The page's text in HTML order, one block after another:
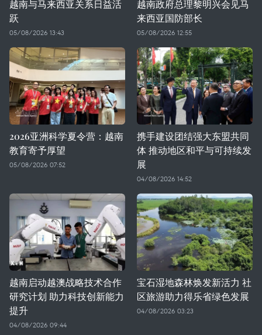
越南与马来西亚关系日益活
跃
05/08/2026 13:43
越南政府总理黎明兴会见马
来西亚国防部长
05/08/2026 12:55
2026亚洲科学夏令营：越南
教育寄予厚望
05/08/2026 07:52
携手建设团结强大东盟共同
体 推动地区和平与可持续发
展
04/08/2026 14:52
越南启动越澳战略技术合作
研究计划 助力科技创新能力
提升
04/08/2026 09:44
宝石湿地森林焕发新活力 社
区旅游助力得乐省绿色发展
04/08/2026 03:23